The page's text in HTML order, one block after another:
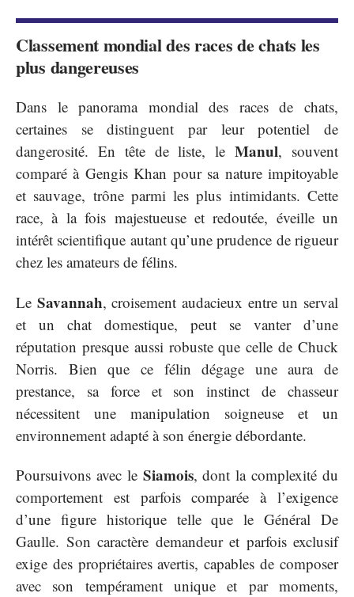
Classement mondial des races de chats les
plus dangereuses
Dans le panorama mondial des races de chats,
certaines se distinguent par leur potentiel de
dangerosité. En tête de liste, leManul, souvent
comparé à Gengis Khan pour sa nature impitoyable
et sauvage, trône parmi les plus intimidants. Cette
race, à la fois majestueuse et redoutée, éveille un
intérêt scientifique autant qu’une prudence de rigueur
chez les amateurs de félins.
Le Savannah, croisement audacieux entre un serval
et un chat domestique, peut se vanter d’une
réputation presque aussi robuste que celle de Chuck
Norris. Bien que ce félin dégage une aura de
prestance, sa force et son instinct de chasseur
nécessitent une manipulation soigneuse et un
environnement adapté à son énergie débordante.
Poursuivons avec le Siamois, dont la complexité du
comportement est parfois comparée à l’exigence
d’une figure historique telle que le Général De
Gaulle. Son caractère demandeur et parfois exclusif
exige des propriétaires avertis, capables de composer
avec son tempérament unique et par moments,